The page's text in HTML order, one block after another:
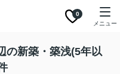
0
メニュー
の新築・築浅(5年以